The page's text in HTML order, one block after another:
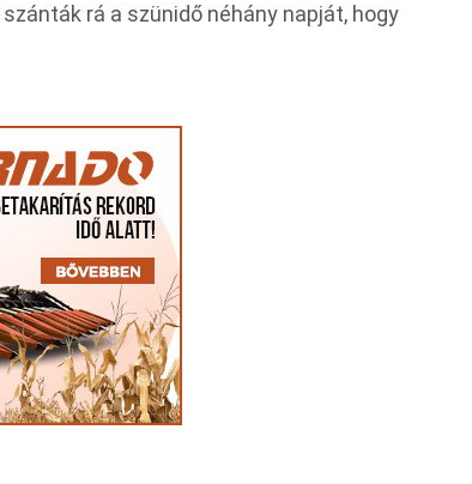
rá a szünidő néhány napját, hogy